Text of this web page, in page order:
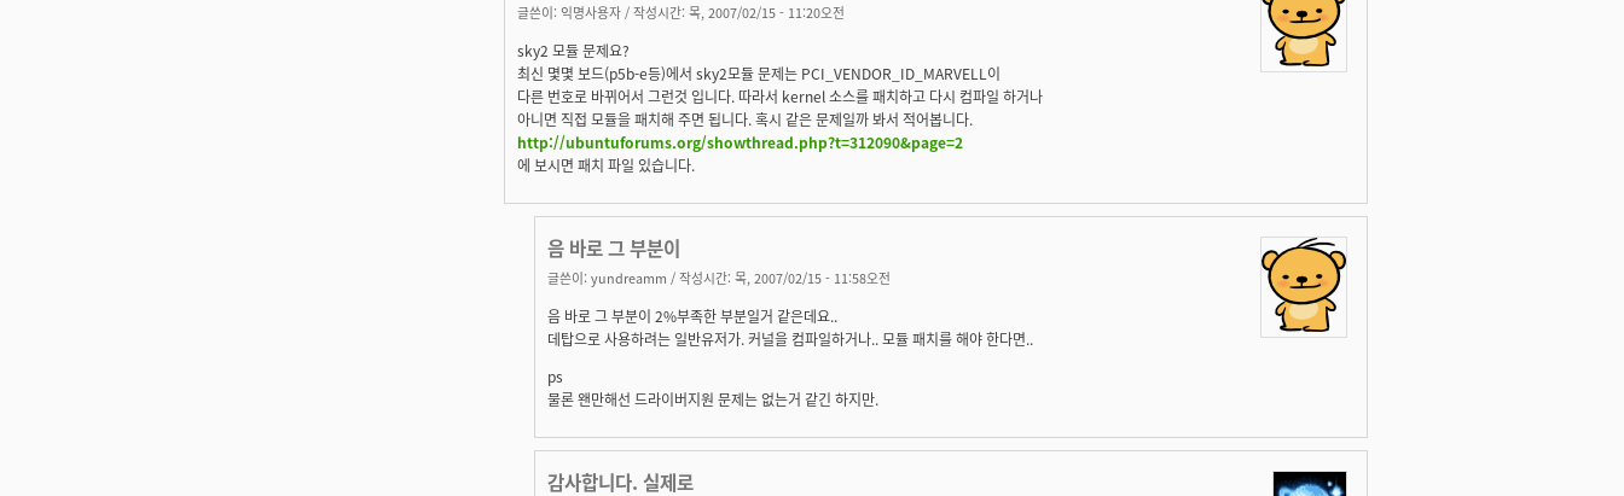
글쓴이: 익명사용자 / 작성시간: 목, 2007/02/15 - 11:20오전
sky2 모듈 문제요?
최신 몇몇 보드(p5b-e등)에서 sky2모듈 문제는 PCI_VENDOR_ID_MARVELL이
다른 번호로 바뀌어서 그런것 입니다. 따라서 kernel 소스를 패치하고 다시 컴파일 하거나
아니면 직접 모듈을 패치해 주면 됩니다. 혹시 같은 문제일까 봐서 적어봅니다.
http://ubuntuforums.org/showthread.php?t=312090&page=2
에 보시면 패치 파일 있습니다.
음 바로 그 부분이
글쓴이: yundreamm / 작성시간: 목, 2007/02/15 - 11:58오전
음 바로 그 부분이 2%부족한 부분일거 같은데요..
데탑으로 사용하려는 일반유저가. 커널을 컴파일하거나.. 모듈 패치를 해야 한다면..
ps
물론 왠만해선 드라이버지원 문제는 없는거 같긴 하지만.
감사합니다. 실제로